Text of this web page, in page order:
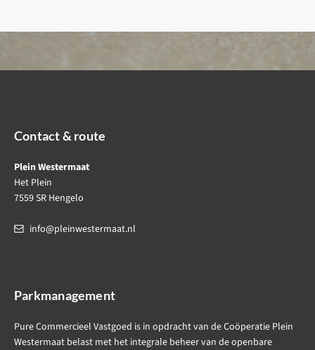
Contact & route
Plein Westermaat
Het Plein
7559 SR Hengelo
info@pleinwestermaat.nl
Parkmanagement
Pure Commercieel Vastgoed is in opdracht van de Coöperatie Plein
Westermaat belast met het integrale beheer van de openbare